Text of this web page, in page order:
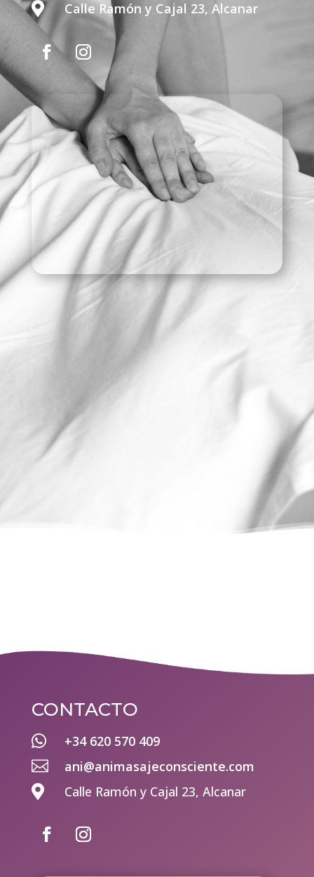

Calle Ramón y Cajal 23, Alcanar
CONTACTO
 +34 620 570 409

ani@animasajeconsciente.com

Calle Ramón y Cajal 23, Alcanar